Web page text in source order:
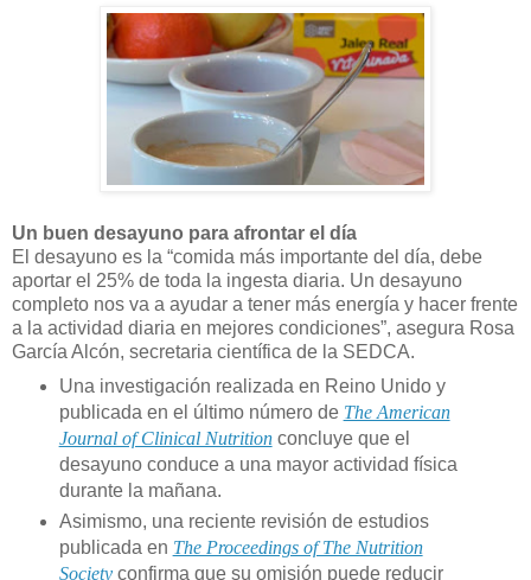
Un buen desayuno para afrontar el día
El desayuno es la “comida más importante del día, debe
aportar el 25% de toda la ingesta diaria. Un desayuno
completo nos va a ayudar a tener más energía y hacer frente
a la actividad diaria en mejores condiciones”, asegura Rosa
García Alcón, secretaria científica de la SEDCA.
Una investigación realizada en Reino Unido y
publicada en el último número de The American
Journal of Clinical Nutritionconcluye que el
desayuno conduce a una mayor actividad física
durante la mañana.
Asimismo, una reciente revisión de estudios
publicada en The Proceedings of The Nutrition
Society confirma que su omisión puede reducir